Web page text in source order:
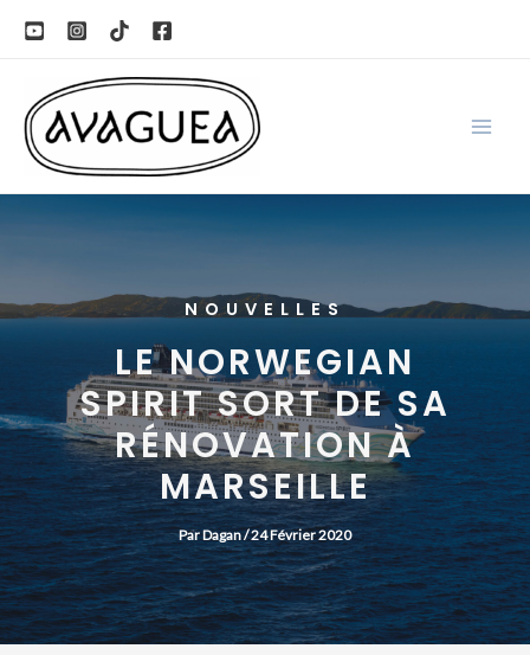
NOUVELLES
LE NORWEGIAN
SPIRIT SORT DE SA
RÉNOVATION À
MARSEILLE
ParDagan/24 Février 2020